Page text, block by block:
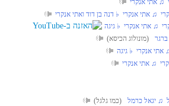
♫ אתי אנקרי
♫ אתי אנקרי‏ ♭ דנה בן דוד ואתי אנקרי
♫ אתי אנקרי‏ ♭ גיגה
(מונולוג הכיסא)
אתי אנקרי‏ ♭ גיגה
♫ אתי אנקרי
♫ יגאל כרמל (כמו גלגל)